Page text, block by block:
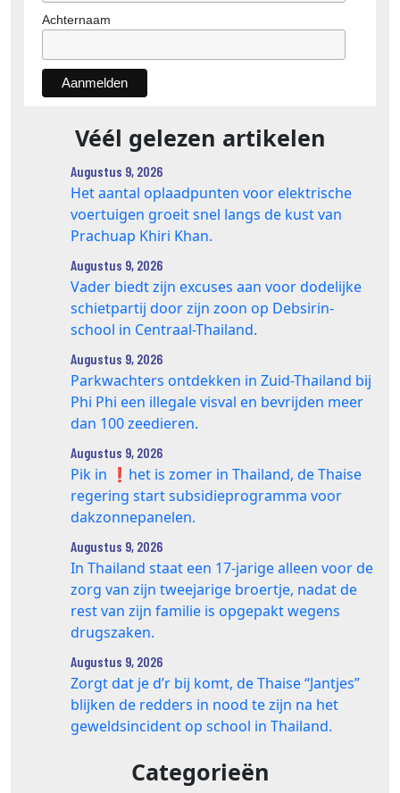
Achternaam
Véél gelezen artikelen
Augustus 9, 2026
Het aantal oplaadpunten voor elektrische
voertuigen groeit snel langs de kust van
Prachuap Khiri Khan.
Augustus 9, 2026
Vader biedt zijn excuses aan voor dodelijke
schietpartij door zijn zoon op Debsirin-
school in Centraal-Thailand.
Augustus 9, 2026
Parkwachters ontdekken in Zuid-Thailand bij
Phi Phi een illegale visval en bevrijden meer
dan 100 zeedieren.
Augustus 9, 2026
Pik in ❗️het is zomer in Thailand, de Thaise
regering start subsidieprogramma voor
dakzonnepanelen.
Augustus 9, 2026
In Thailand staat een 17‑jarige alleen voor de
zorg van zijn tweejarige broertje, nadat de
rest van zijn familie is opgepakt wegens
drugszaken.
Augustus 9, 2026
Zorgt dat je d’r bij komt, de Thaise “Jantjes”
blijken de redders in nood te zijn na het
geweldsincident op school in Thailand.
Categorieën